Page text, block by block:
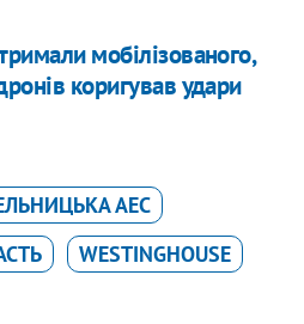
мобілізованого,
коригував удари
АЕС
WESTINGHOUSE